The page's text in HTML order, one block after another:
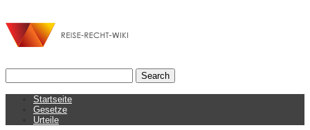
Startseite
Gesetze
Urteile